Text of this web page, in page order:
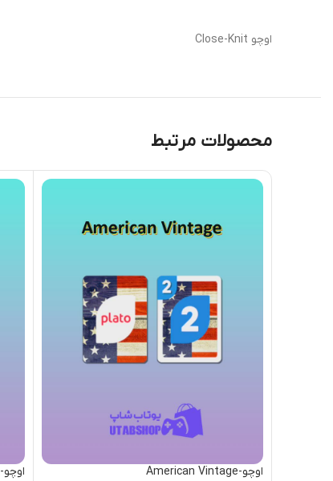
اوچو Close-Knit
محصولات مرتبط
اوچو-American Vintage اوچو-Ancient Dragons